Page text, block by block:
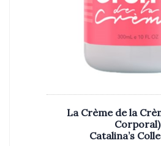
La Crème de la
Corporal)
Catalina’s